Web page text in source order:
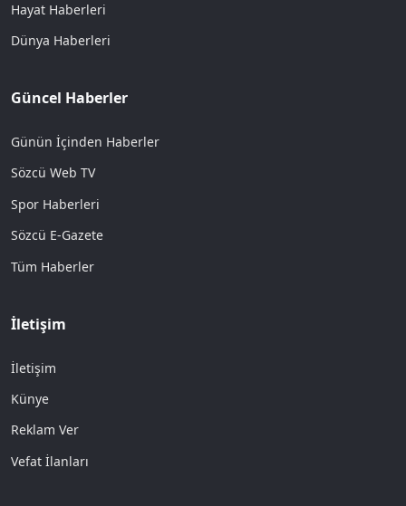
Hayat Haberleri
Dünya Haberleri
Güncel Haberler
Günün İçinden Haberler
Sözcü Web TV
Spor Haberleri
Sözcü E-Gazete
Tüm Haberler
İletişim
İletişim
Künye
Reklam Ver
Vefat İlanları